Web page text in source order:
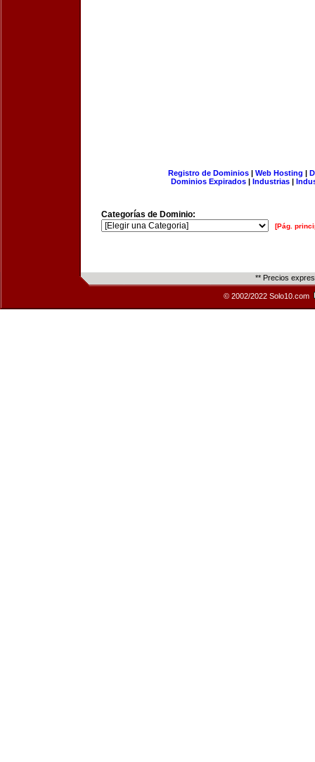
Registro de Dominios| Web Hosting |
Dominios Expirados | Industrias |
Categorías de Dominio:
[Pág.
** Precios
© 2002/2022 Solo10.com